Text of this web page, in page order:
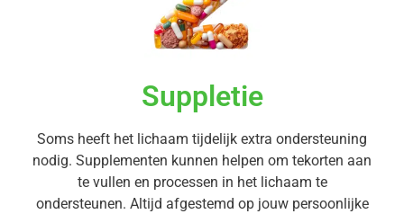
Suppletie
Soms heeft het lichaam tijdelijk extra ondersteuning
nodig. Supplementen kunnen helpen om tekorten aan
te vullen en processen in het lichaam te
ondersteunen. Altijd afgestemd op jouw persoonlijke